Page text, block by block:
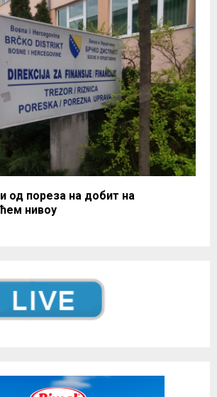
од пореза на добит на
нивоу